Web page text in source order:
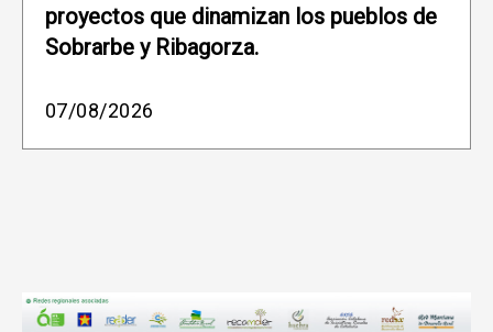
proyectos que dinamizan los pueblos de
Sobrarbe y Ribagorza.
07/08/2026